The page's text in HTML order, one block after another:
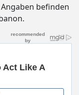
befinden